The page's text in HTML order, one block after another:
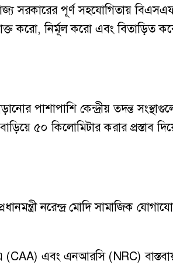
সরকারের পূর্ণ সহযোগিতায়
করো, নির্মূল করো এবং বিতাড়িত
পাশাপাশি কেন্দ্রীয় তদন্ত
৫০ কিলোমিটার করার প্রস্তাব
নরেন্দ্র মোদি সামাজিক
এবং এনআরসি (NRC)